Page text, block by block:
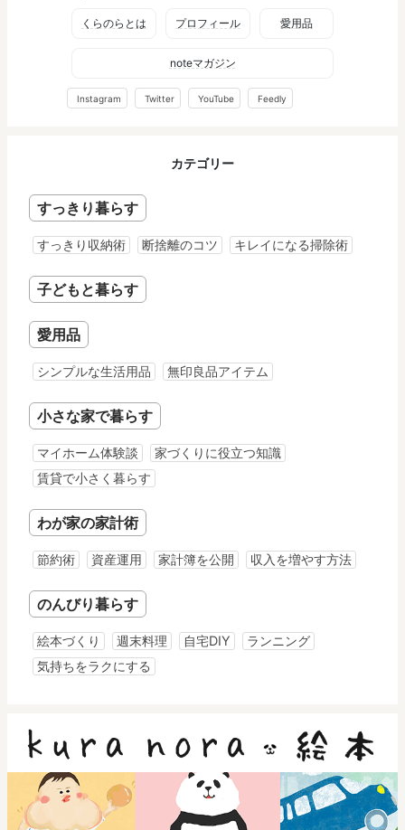
くらのらとは プロフィール 愛用品
noteマガジン
Instagram Twitter YouTube Feedly
カテゴリー
すっきり暮らす
すっきり収納術 断捨離のコツ キレイになる掃除術
子どもと暮らす
愛用品
シンプルな生活用品 無印良品アイテム
小さな家で暮らす
マイホーム体験談
家づくりに役立つ知識
賃貸で小さく暮らす
わが家の家計術
節約術 資産運用 家計簿を公開 収入を増やす方法
のんびり暮らす
絵本づくり 週末料理 自宅DIY
ランニング
気持ちをラクにする